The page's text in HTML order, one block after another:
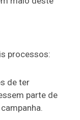
processos:
de ter
parte de